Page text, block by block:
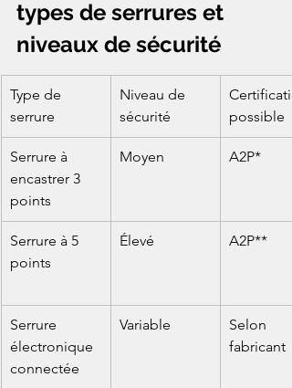
types de serrures et
niveaux de sécurité
Type de
serrure
Niveau de
sécurité
possible
Serrure à
encastrer 3
points
Moyen A2P*
Serrure à 5
points
Élevé A2P**
Serrure
électronique
connectée
Variable
Selon
fabricant